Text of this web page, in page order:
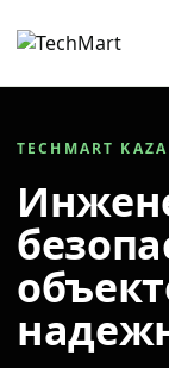
TECHMART